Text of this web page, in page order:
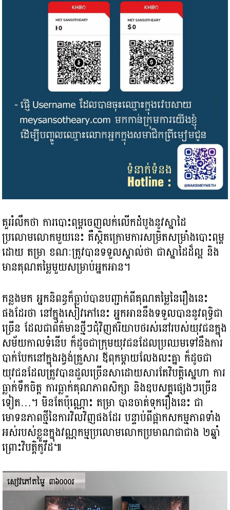
គួររំលឹកថា ការបោះពុម្ពចេញលក់លើកដំបូងនូវស្នាដៃ
ប្រលោមលោកមួយនេះ គឺស្ថិតក្រោមការសម្រិតសម្រាំងបោះពុម្ព
ដោយ តម្រា ខណៈត្រូវបានទទួលស្គាល់ថា ជាស្នាដៃដ៏ល្អ និង
មានគុណតម្លៃមួយសម្រាប់អ្នកអាន។
កន្លងមក អ្នកនិពន្ធក៏ធ្លាប់បានបញ្ជាក់ពីគុណតម្លៃនៃរឿងនេះ
ផងដែរថា នៅក្នុងសៀវភៅនេះ អ្នកអាននឹងទទួលបាននូវពុទ្ធិជា
ច្រើន ដែលជាព័ត៌មានថ្មីៗជុំវិញឥរិយាបថរស់នៅរបស់យុវជនក្នុង
សម័យកាលទំនើប ក៏ដូចជាក្រុមយុវជនដែលប្រឈមទៅនឹងការ
បាក់បែកនៅក្នុងរង្វង់គ្រួសារ ឪពុកម្ដាយលែងលះគ្នា ក៏ដូចជា
យុវជនដែលត្រូវបានដួលច្រើនសាដោយសារតែវិបត្តិស្នេហា ការ
ធ្លាក់ទឹកចិត្ត ការធ្លាក់គុណភាពសិក្សា និងឧបសគ្គ​ផ្សេងៗច្រើន
ទៀត…។ មិនតែប៉ុណ្ណោះ តម្រា បានចាត់ទុករឿងនេះ ជា
មោទនភាពថ្មីនៃការវិលវិញផងដែរ បន្ទាប់ពី​ផ្អាក​សកម្មភាពទាំង
អស់របស់ខ្លួនក្នុងវណ្ណកម្មប្រលោមលោកប្រមាណជាជាង ២ឆ្នាំ
ព្រោះវិបត្តិកូវីដ៕